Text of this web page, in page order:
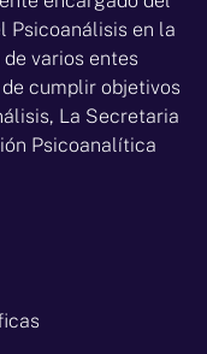
Psicoanálisis en la
varios entes
cumplir objetivos
La Secretaria
Psicoanalítica